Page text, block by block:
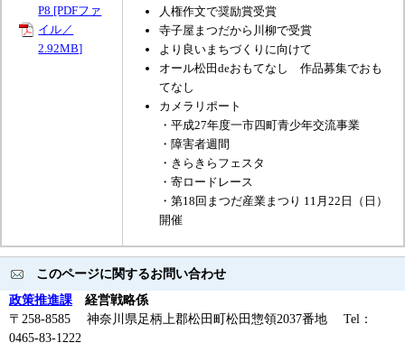
P8 [PDFファ
イル／
2.92MB]
人権作文で奨励賞受賞
寺子屋まつだから川柳で受賞
より良いまちづくりに向けて
オール松田deおもてなし 作品募集でおも
てなし
カメラリポート
・平成27年度一市四町青少年交流事業
・障害者週間
・きらきらフェスタ
・寄ロードレース
・第18回まつだ産業まつり 11月22日（日）
開催
このページに関するお問い合わせ
政策推進課 経営戦略係
〒258-8585 神奈川県足柄上郡松田町松田惣領2037番地 Tel：
0465-83-1222